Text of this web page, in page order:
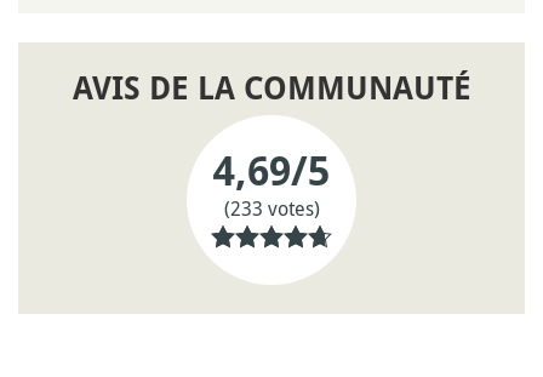
AVIS DE LA COMMUNAUTÉ
4,69/5
(233 votes)